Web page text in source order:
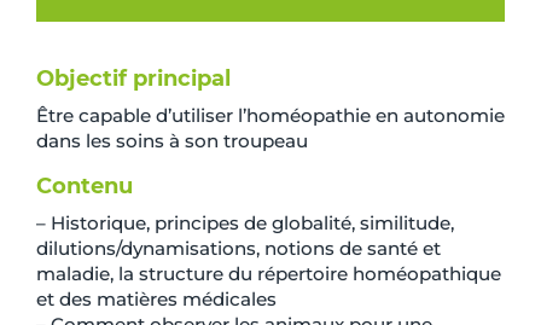
Objectif principal
Être capable d’utiliser l’homéopathie en autonomie
dans les soins à son troupeau
Contenu
– Historique, principes de globalité, similitude,
dilutions/dynamisations, notions de santé et
maladie, la structure du répertoire homéopathique
et des matières médicales